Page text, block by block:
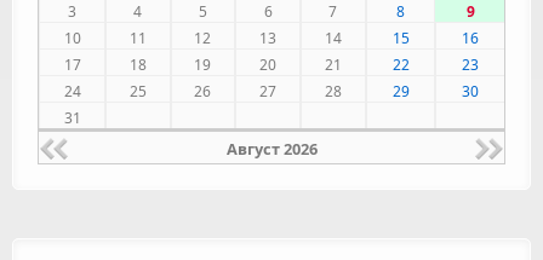
3
4 5 6 7 8
9
10
11 12 13 14 15
16
17
18 19 20 21 22
23
24
25 26 27 28 29
30
31
Август 2026